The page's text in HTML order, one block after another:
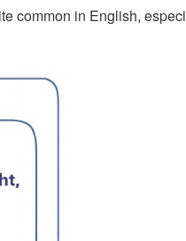
common in English,